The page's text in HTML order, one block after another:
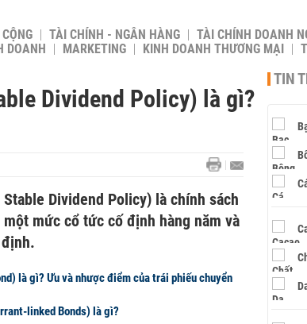
TÀI CHÍNH - NGÂN HÀNG TÀI CHÍNH DOANH
DOANH MARKETING KINH DOANH THƯƠNG MẠI
Dividend Policy) là gì?
Dividend Policy) là chính sách
mức cổ tức cố định hàng năm và
là gì? Ưu và nhược điểm của trái phiếu chuyển
linked Bonds) là gì?
TIN